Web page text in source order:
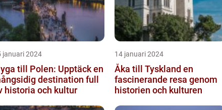
januari 2024
till Polen: Upptäck en
destination full
historia och kultur
14 januari 2024
Åka till Tyskland en
fascinerande resa genom
historien och kulturen